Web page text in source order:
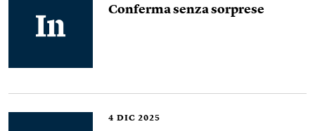
Conferma senza sorprese
4 DIC 2025